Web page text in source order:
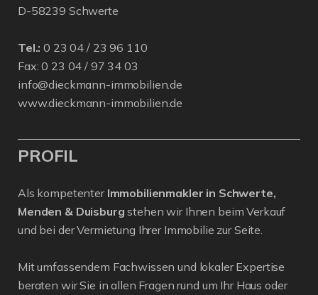
D-58239 Schwerte
Tel.: 0 23 04 / 23 96 110
Fax: 0 23 04 / 97 34 03
info@dieckmann-immobilien.de
www.dieckmann-immobilien.de
PROFIL
Als kompetenter Immobilienmakler in Schwerte,
Menden & Duisburg stehen wir Ihnen beim Verkauf
und bei der Vermietung Ihrer Immobilie zur Seite.
Mit umfassendem Fachwissen und lokaler Expertise
beraten wir Sie in allen Fragen rund um Ihr Haus oder